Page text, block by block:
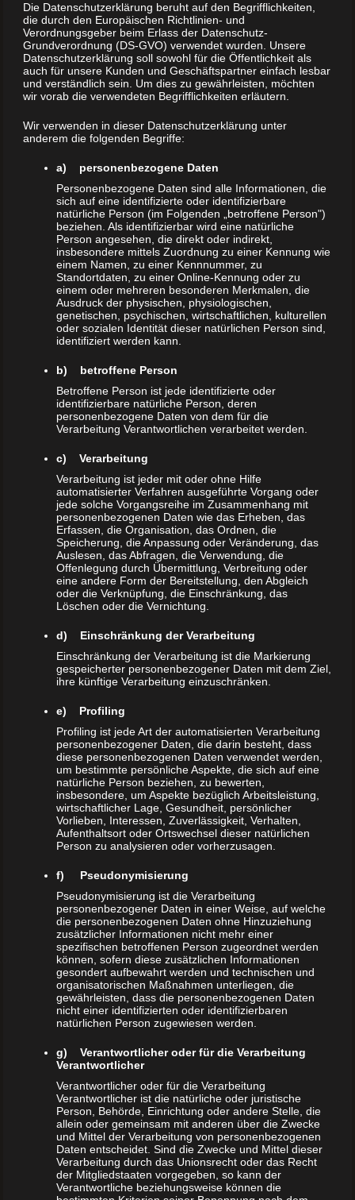
Aber, es kommt immer anders als man denkt.
Am 22.07.2018 ist Otto ganz friedlich bei uns im Garten
eingeschlafen. Ich wollte lediglich seinen Züchter darüber
informieren. Der hat mich dann gleich gefragt ob ich
gesehen habe, dass er einen Wurf plant und ob ich einen
haben will.
Nein, ich will keinen. Doch, ja ich will einen. Ach ich weiß
Ich weiß halt nicht ob ich dann so weit bin.
Wir waren dann drüben und haben die Mama kennengelernt.
Eine wundervolle, aber auch sehr temperamentvolle
Hündin. Hin und hergerissen. Und damals auch unendlich
traurig.
Tja, was soll ich sagen. Üblich ist das bestimmt nicht, dass
ein Züchter sagt, du kannst dich bis zum letzten Moment
entscheiden ob du ihn willst oder nicht.
ersten Mal mit 5 Tagen im Arm gehalten habe nicht mehr
wollen.
Und das isser. Mein Herzhund, mein Seelentröster. Er hat
oft den Tränen nah war, weil es so viele Parallelen zu Otto
gab.
Derselbe Zwinger, bei Otto fünf Welpen (2 Rüden, 3
Weibchen) und bei Herbert auch fünf (3 Rüden, 2
Weibchen).
Die Datenschutzerklärung beruht auf den Begrifflichkeiten,
die durch den Europäischen Richtlinien- und
Verordnungsgeber beim Erlass der Datenschutz-
Grundverordnung (DS-GVO) verwendet wurden. Unsere
Datenschutzerklärung soll sowohl für die Öffentlichkeit als
auch für unsere Kunden und Geschäftspartner einfach lesbar
und verständlich sein. Um dies zu gewährleisten, möchten
wir vorab die verwendeten Begrifflichkeiten erläutern.
Wir verwenden in dieser Datenschutzerklärung unter
anderem die folgenden Begriffe:
a) personenbezogene Daten
Personenbezogene Daten sind alle Informationen, die
sich auf eine identifizierte oder identifizierbare
natürliche Person (im Folgenden „betroffene Person")
beziehen. Als identifizierbar wird eine natürliche
Person angesehen, die direkt oder indirekt,
insbesondere mittels Zuordnung zu einer Kennung wie
einem Namen, zu einer Kennnummer, zu
Standortdaten, zu einer Online-Kennung oder zu
einem oder mehreren besonderen Merkmalen, die
Ausdruck der physischen, physiologischen,
genetischen, psychischen, wirtschaftlichen, kulturellen
oder sozialen Identität dieser natürlichen Person sind,
identifiziert werden kann.
b) betroffene Person
Betroffene Person ist jede identifizierte oder
identifizierbare natürliche Person, deren
personenbezogene Daten von dem für die
Verarbeitung Verantwortlichen verarbeitet werden.
c) Verarbeitung
Verarbeitung ist jeder mit oder ohne Hilfe
automatisierter Verfahren ausgeführte Vorgang oder
jede solche Vorgangsreihe im Zusammenhang mit
personenbezogenen Daten wie das Erheben, das
Erfassen, die Organisation, das Ordnen, die
Speicherung, die Anpassung oder Veränderung, das
Auslesen, das Abfragen, die Verwendung, die
Offenlegung durch Übermittlung, Verbreitung oder
eine andere Form der Bereitstellung, den Abgleich
oder die Verknüpfung, die Einschränkung, das
Löschen oder die Vernichtung.
d) Einschränkung der Verarbeitung
Einschränkung der Verarbeitung ist die Markierung
gespeicherter personenbezogener Daten mit dem Ziel,
ihre künftige Verarbeitung einzuschränken.
e) Profiling
Profiling ist jede Art der automatisierten Verarbeitung
personenbezogener Daten, die darin besteht, dass
diese personenbezogenen Daten verwendet werden,
um bestimmte persönliche Aspekte, die sich auf eine
natürliche Person beziehen, zu bewerten,
insbesondere, um Aspekte bezüglich Arbeitsleistung,
wirtschaftlicher Lage, Gesundheit, persönlicher
Vorlieben, Interessen, Zuverlässigkeit, Verhalten,
Aufenthaltsort oder Ortswechsel dieser natürlichen
Person zu analysieren oder vorherzusagen.
f) Pseudonymisierung
Pseudonymisierung ist die Verarbeitung
personenbezogener Daten in einer Weise, auf welche
die personenbezogenen Daten ohne Hinzuziehung
zusätzlicher Informationen nicht mehr einer
spezifischen betroffenen Person zugeordnet werden
können, sofern diese zusätzlichen Informationen
gesondert aufbewahrt werden und technischen und
organisatorischen Maßnahmen unterliegen, die
gewährleisten, dass die personenbezogenen Daten
nicht einer identifizierten oder identifizierbaren
natürlichen Person zugewiesen werden.
g) Verantwortlicher oder für die Verarbeitung
Verantwortlicher
Verantwortlicher oder für die Verarbeitung
Verantwortlicher ist die natürliche oder juristische
Person, Behörde, Einrichtung oder andere Stelle, die
allein oder gemeinsam mit anderen über die Zwecke
und Mittel der Verarbeitung von personenbezogenen
Daten entscheidet. Sind die Zwecke und Mittel dieser
Verarbeitung durch das Unionsrecht oder das Recht
der Mitgliedstaaten vorgegeben, so kann der
Verantwortliche beziehungsweise können die